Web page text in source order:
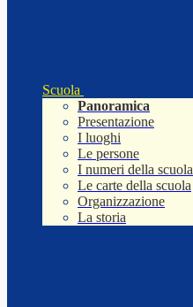
Scuola
Panoramica
Presentazione
I luoghi
Le persone
I numeri della scuola
Le carte della scuola
Organizzazione
La storia